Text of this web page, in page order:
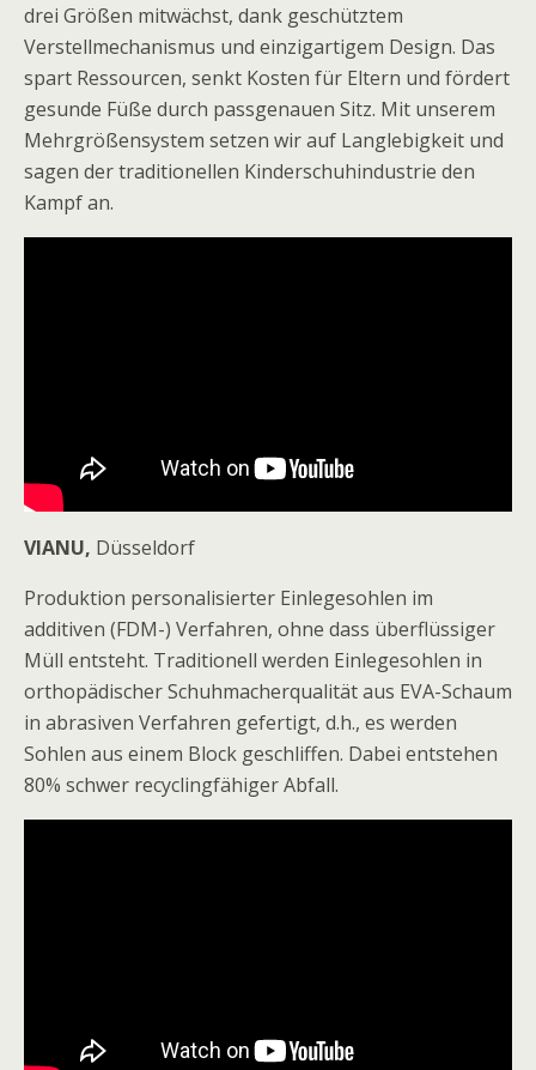
drei Größen mitwächst, dank geschütztem
Verstellmechanismus und einzigartigem Design. Das
spart Ressourcen, senkt Kosten für Eltern und fördert
gesunde Füße durch passgenauen Sitz. Mit unserem
Mehrgrößensystem setzen wir auf Langlebigkeit und
sagen der traditionellen Kinderschuhindustrie den
Kampf an.
VIANU, Düsseldorf
Produktion personalisierter Einlegesohlen im
additiven (FDM-) Verfahren, ohne dass überflüssiger
Müll entsteht. Traditionell werden Einlegesohlen in
orthopädischer Schuhmacherqualität aus EVA-Schaum
in abrasiven Verfahren gefertigt, d.h., es werden
Sohlen aus einem Block geschliffen. Dabei entstehen
80% schwer recyclingfähiger Abfall.